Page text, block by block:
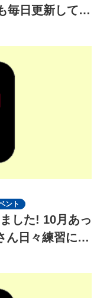
毎日更新してお
ント
した! 10月あっ
ん日々練習に一